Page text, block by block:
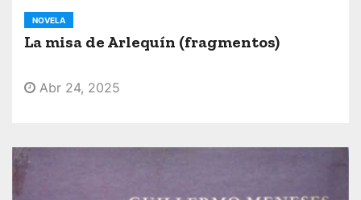
NOVELA
La misa de Arlequín (fragmentos)
Abr 24, 2025